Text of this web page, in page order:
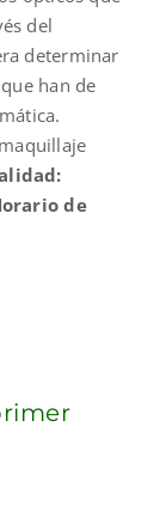
del
determinar
han de
de